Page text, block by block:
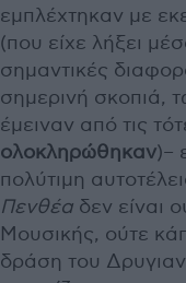
εμπλέχτηκαν με
(που είχε λήξει
σημαντικές
σημερινή σκοπιά,
έμειναν από τις
ολοκληρώθηκαν)–
πολύτιμη
Πενθέα δεν είναι
Μουσικής, ούτε
δράση του